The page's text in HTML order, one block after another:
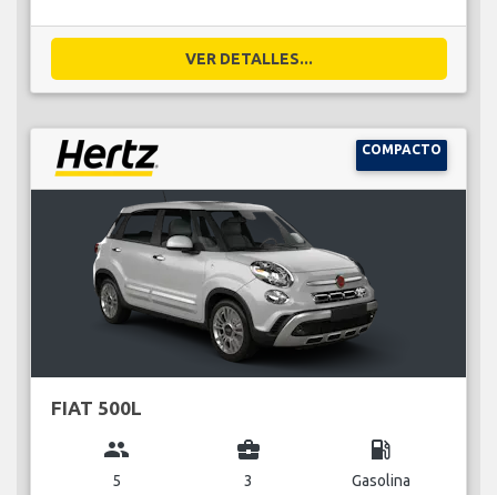
VER DETALLES...
COMPACTO
FIAT 500L
group
5
business_center
3
local_gas_station
Gasolina